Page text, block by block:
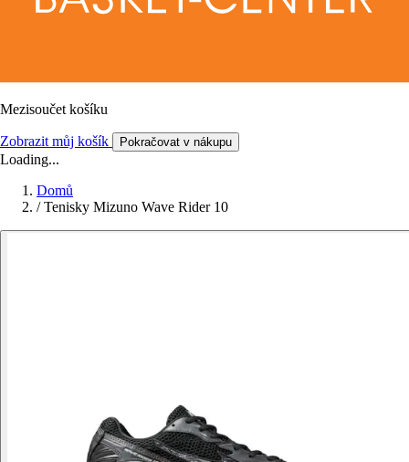
Mezisoučet košíku
Zobrazit můj košík Pokračovat v nákupu
Loading...
Domů
/ Tenisky Mizuno Wave Rider 10